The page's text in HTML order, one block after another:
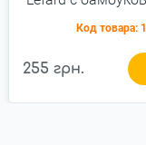
Код товара:
255 грн.